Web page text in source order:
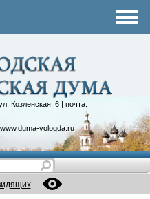
Козленская, 6 | почта:
www.duma-vologda.ru